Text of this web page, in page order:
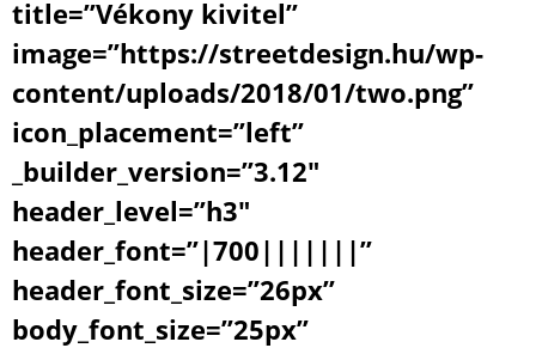
title=”Vékony kivitel”
image=”https://streetdesign.hu/wp-
content/uploads/2018/01/two.png”
icon_placement=”left”
_builder_version=”3.12″
header_level=”h3″
header_font=”|700|||||||”
header_font_size=”26px”
body_font_size=”25px”